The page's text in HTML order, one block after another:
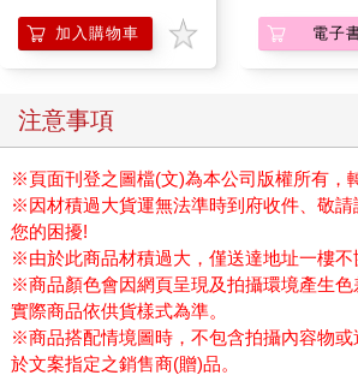
加入購物車 電子
注意事項
※頁面刊登之圖檔(文)為本公司版權所有，
※因材積過大貨運無法準時到府收件、敬
您的困擾!
※由於此商品材積過大，僅送達地址一樓不
※商品顏色會因網頁呈現及拍攝環境產生色
實際商品依供貨樣式為準。
※商品搭配情境圖時，不包含拍攝內容物或
於文案指定之銷售商(贈)品。